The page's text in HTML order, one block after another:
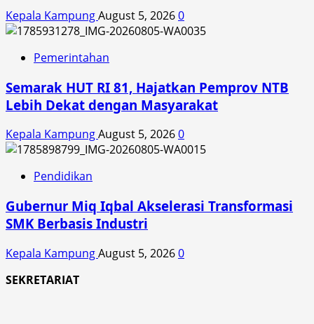
Kepala KampungAugust 5, 20260
Pemerintahan
Semarak HUT RI 81, Hajatkan Pemprov NTB
Lebih Dekat dengan Masyarakat
Kepala KampungAugust 5, 20260
Pendidikan
Gubernur Miq Iqbal Akselerasi Transformasi
SMK Berbasis Industri
Kepala KampungAugust 5, 20260
SEKRETARIAT